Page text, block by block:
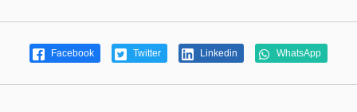
Facebook Twitter Linkedin WhatsApp